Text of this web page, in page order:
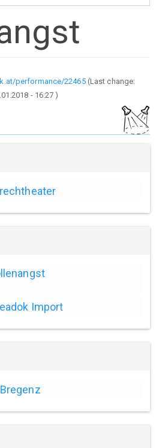
performance/22465(Last change:
- 16:27 )
Import
Bregenz